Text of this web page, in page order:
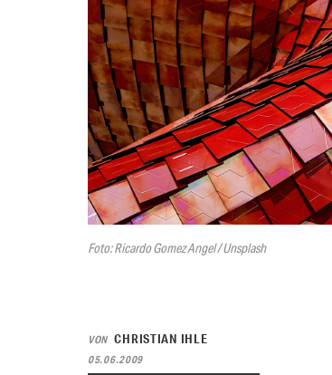
Foto: Ricardo Gomez Angel / Unsplash
VON CHRISTIAN IHLE
05.06.2009